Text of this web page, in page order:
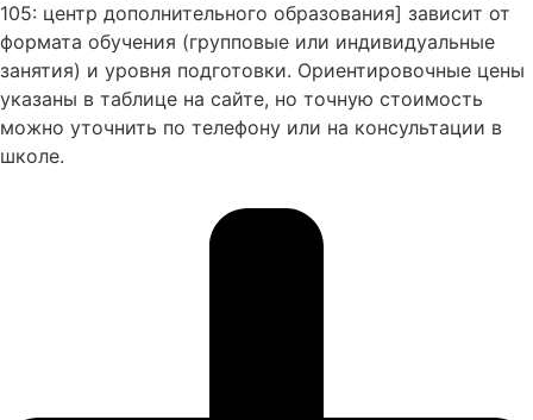
105: центр дополнительного образования] зависит от
формата обучения (групповые или индивидуальные
занятия) и уровня подготовки. Ориентировочные цены
указаны в таблице на сайте, но точную стоимость
можно уточнить по телефону или на консультации в
школе.